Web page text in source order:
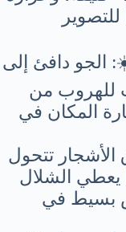
الجو دافئ إلى
للهروب من
المكان في
الأشجار تتحول
يعطي الشلال
بسيط في